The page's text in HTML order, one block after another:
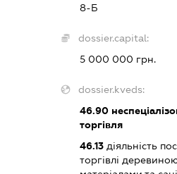
8-Б
dossier.capital:
5 000 000 грн.
dossier.kveds:
46.90
торгівля
46.13діяльність
торгівлі